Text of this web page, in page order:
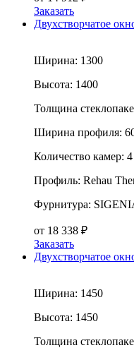
Заказать
Двухстворчатое
Ширина: 1300
Высота: 1400
Толщина
Ширина профиля:
Количество камер: 4
Профиль: Rehau
Фурнитура:
от 18 338 ₽
Заказать
Двухстворчатое
Ширина: 1450
Высота: 1450
Толщина